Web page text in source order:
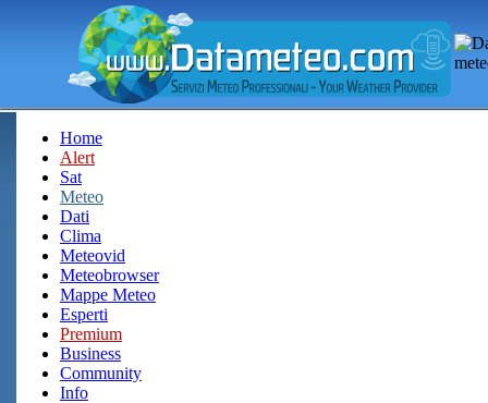
Home
Alert
Sat
Meteo
Dati
Clima
Meteovid
Meteobrowser
Mappe Meteo
Esperti
Premium
Business
Community
Info